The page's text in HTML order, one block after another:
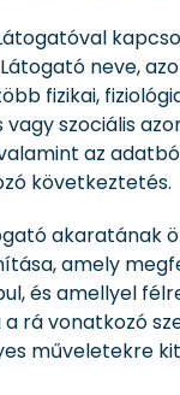
neve,
fizikai,
vagy szociális
az
következtetés.
akaratának
amely
és amellyel
rá vonatkozó
műveletekre